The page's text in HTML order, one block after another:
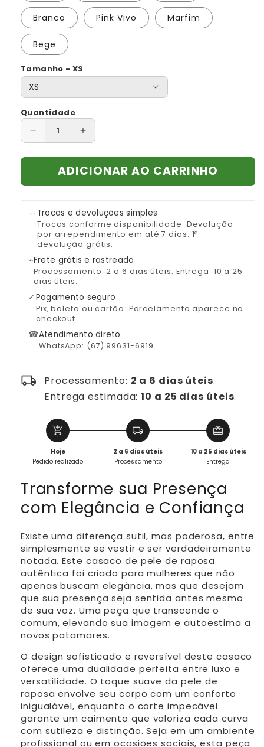
Branco Pink Vivo Marfim
Bege
Tamanho - XS
Quantidade
Diminuir
quantidade
Casaco
Pele
de
Raposa
Luxuoso
Reversível
Aumentar
quantidade
de
Casaco
Pele
de
Raposa
Luxuoso
Reversível
ADICIONAR AO CARRINHO
↔ Trocas e devoluções simples
Trocas conforme disponibilidade. Devolução
por arrependimento em até 7 dias. 1ª
devolução grátis.
⌁Frete grátis e rastreado
Processamento: 2 a 6 dias úteis. Entrega: 10 a 25
dias úteis.
✓ Pagamento seguro
Pix, boleto ou cartão. Parcelamento aparece no
checkout.
☎Atendimento direto
WhatsApp: (67) 99631-6919
local_shipping Processamento: 2 a 6 dias úteis.
Entrega estimada:10 a 25 dias úteis.
add_shopping_cart
Hoje
Pedido realizado
local_shipping
2 a 6 dias úteis
Processamento
redeem
10 a 25 dias úteis
Entrega
Transforme sua Presença
com Elegância e Confiança
Existe uma diferença sutil, mas poderosa, entre
simplesmente se vestir e ser verdadeiramente
notada. Este casaco de pele de raposa
autêntica foi criado para mulheres que não
apenas buscam elegância, mas que desejam
que sua presença seja sentida antes mesmo
de sua voz. Uma peça que transcende o
comum, elevando sua imagem e autoestima a
novos patamares.
O design sofisticado e reversível deste casaco
oferece uma dualidade perfeita entre luxo e
versatilidade. O toque suave da pele de
raposa envolve seu corpo com um conforto
inigualável, enquanto o corte impecável
garante um caimento que valoriza cada curva
com sutileza e distinção. Seja em um ambiente
profissional ou em ocasiões sociais, esta peça